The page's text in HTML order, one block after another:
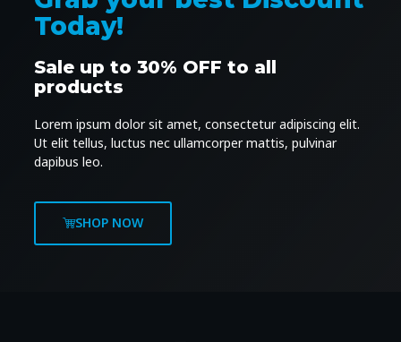
Today!
Sale up to 30% OFF to all
products
Lorem ipsum dolor sit amet, consectetur adipiscing elit.
Ut elit tellus, luctus nec ullamcorper mattis, pulvinar
dapibus leo.
SHOP NOW